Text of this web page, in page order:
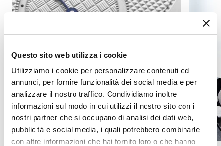
Questo sito web utilizza i cookie
Utilizziamo i cookie per personalizzare contenuti ed
annunci, per fornire funzionalità dei social media e per
analizzare il nostro traffico. Condividiamo inoltre
informazioni sul modo in cui utilizzi il nostro sito con i
nostri partner che si occupano di analisi dei dati web,
pubblicità e social media, i quali potrebbero combinarle
con altre informazioni che hai fornito loro o che hanno